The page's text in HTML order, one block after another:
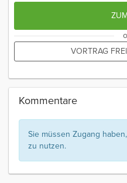
VORTRAG
Kommentare
Sie müssen Zugang
zu nutzen.